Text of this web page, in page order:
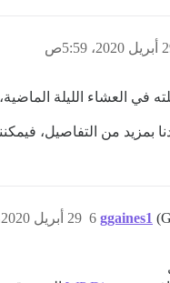
5:59ص
في العشاء الليلة الماضية،
بمزيد من التفاصيل،
ggaines1 29 أبريل 2020، 11:45ص 6